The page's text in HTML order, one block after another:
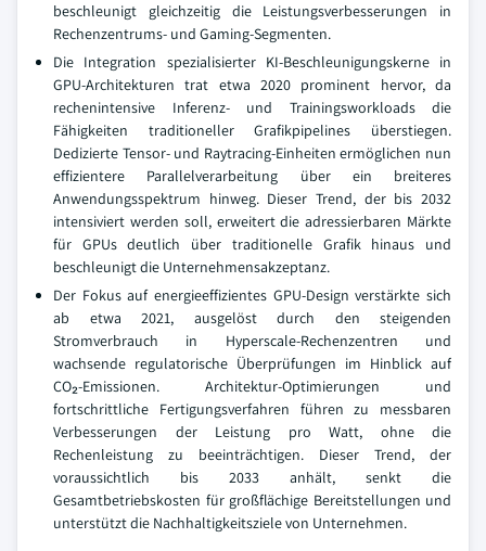
beschleunigt gleichzeitig die Leistungsverbesserungen in
Rechenzentrums- und Gaming-Segmenten.
Die Integration spezialisierter KI-Beschleunigungskerne in
GPU-Architekturen trat etwa 2020 prominent hervor, da
rechenintensive Inferenz- und Trainingsworkloads die
Fähigkeiten traditioneller Grafikpipelines überstiegen.
Dedizierte Tensor- und Raytracing-Einheiten ermöglichen nun
effizientere Parallelverarbeitung über ein breiteres
Anwendungsspektrum hinweg. Dieser Trend, der bis 2032
intensiviert werden soll, erweitert die adressierbaren Märkte
für GPUs deutlich über traditionelle Grafik hinaus und
beschleunigt die Unternehmensakzeptanz.
Der Fokus auf energieeffizientes GPU-Design verstärkte sich
ab etwa 2021, ausgelöst durch den steigenden
Stromverbrauch in Hyperscale-Rechenzentren und
wachsende regulatorische Überprüfungen im Hinblick auf
CO₂-Emissionen. Architektur-Optimierungen und
fortschrittliche Fertigungsverfahren führen zu messbaren
Verbesserungen der Leistung pro Watt, ohne die
Rechenleistung zu beeinträchtigen. Dieser Trend, der
voraussichtlich bis 2033 anhält, senkt die
Gesamtbetriebskosten für großflächige Bereitstellungen und
unterstützt die Nachhaltigkeitsziele von Unternehmen.